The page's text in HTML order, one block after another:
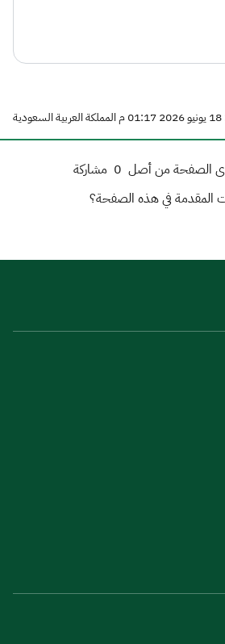
الصفحة من أصل 0 مشاركة
المقدمة في هذه الصفحة؟